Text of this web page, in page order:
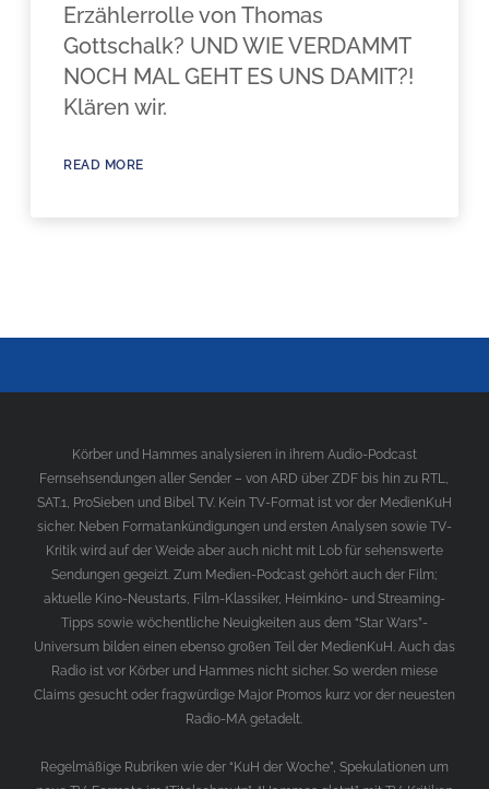
Erzählerrolle von Thomas
Gottschalk? UND WIE VERDAMMT
NOCH MAL GEHT ES UNS DAMIT?!
Klären wir.
READ MORE
Körber und Hammes analysieren in ihrem Audio-Podcast
Fernsehsendungen aller Sender – von ARD über ZDF bis hin zu RTL,
SAT.1, ProSieben und Bibel TV. Kein TV-Format ist vor der MedienKuH
sicher. Neben Formatankündigungen und ersten Analysen sowie TV-
Kritik wird auf der Weide aber auch nicht mit Lob für sehenswerte
Sendungen gegeizt. Zum Medien-Podcast gehört auch der Film;
aktuelle Kino-Neustarts, Film-Klassiker, Heimkino- und Streaming-
Tipps sowie wöchentliche Neuigkeiten aus dem “Star Wars”-
Universum bilden einen ebenso großen Teil der MedienKuH. Auch das
Radio ist vor Körber und Hammes nicht sicher. So werden miese
Claims gesucht oder fragwürdige Major Promos kurz vor der neuesten
Radio-MA getadelt.
Regelmäßige Rubriken wie der “KuH der Woche”, Spekulationen um